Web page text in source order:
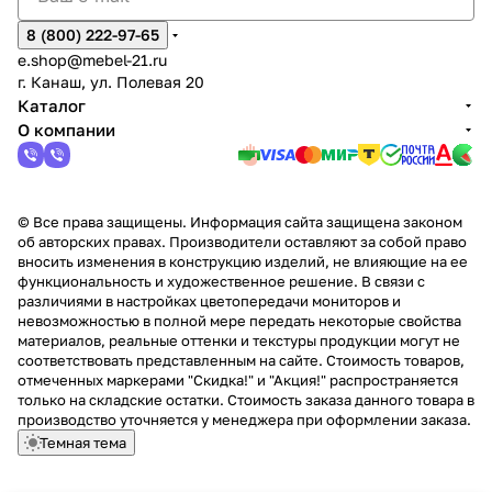
8 (800) 222-97-65
e.shop@mebel-21.ru
г. Канаш, ул. Полевая 20
Каталог
О компании
© Все права защищены. Информация сайта защищена законом
об авторских правах. Производители оставляют за собой право
вносить изменения в конструкцию изделий, не влияющие на ее
функциональность и художественное решение. В связи с
различиями в настройках цветопередачи мониторов и
невозможностью в полной мере передать некоторые свойства
материалов, реальные оттенки и текстуры продукции могут не
соответствовать представленным на сайте. Стоимость товаров,
отмеченных маркерами "Скидка!" и "Акция!" распространяется
только на складские остатки. Стоимость заказа данного товара в
производство уточняется у менеджера при оформлении заказа.
Темная тема